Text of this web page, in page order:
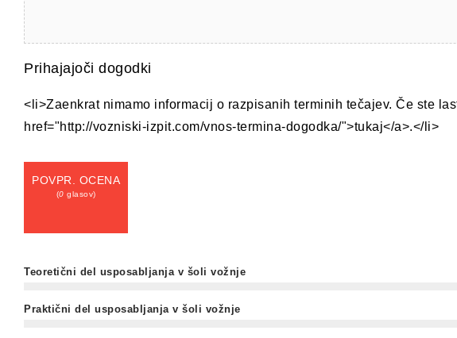
Prihajajoči dogodki
<li>Zaenkrat nimamo informacij o razpisanih terminih tečajev. Če ste
href="http://vozniski-izpit.com/vnos-termina-dogodka/">tukaj</a>.</li>
POVPR. OCENA
(0 glasov)
Teoretični del usposabljanja v šoli vožnje
Praktični del usposabljanja v šoli vožnje